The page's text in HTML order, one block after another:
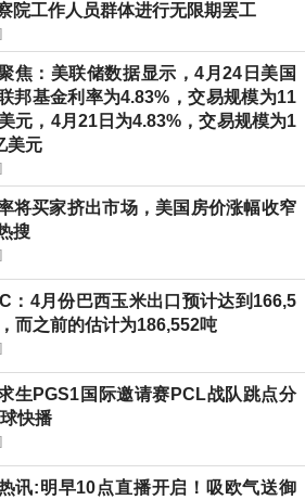
院工作人员群体进行无限期罢工
焦：美联储数据显示，4月24日美国
邦基金利率为4.83%，交易规模为11
元，4月21日为4.83%，交易规模为1
美元
将买家挤出市场，美国房价涨幅收窄
搜
：4月份巴西玉米出口预计达到166,5
而之前的估计为186,552吨
生PGS1国际邀请赛PCL战队跳点分
快播
讯:明早10点直播开启！吸欧气送御